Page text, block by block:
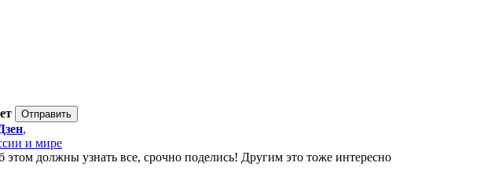
,
и мире
должны узнать все, срочно поделись! Другим это тоже интересно